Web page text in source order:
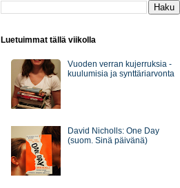
Luetuimmat tällä viikolla
Vuoden verran kujerruksia -
kuulumisia ja synttäriarvonta
David Nicholls: One Day
(suom. Sinä päivänä)